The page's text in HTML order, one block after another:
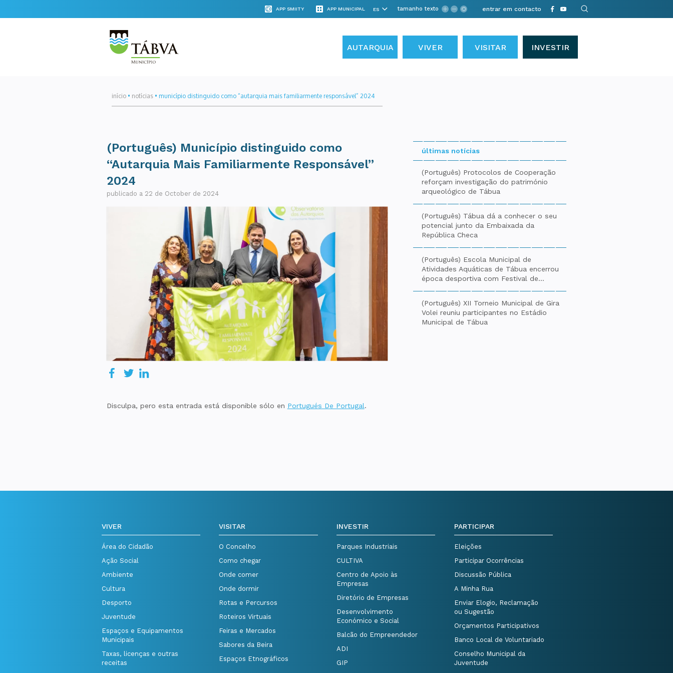
APP SMIITY APP MUNICIPAL tamanho texto entrar em contacto
AUTARQUIA VIVER VISITAR INVESTIR
início• notícias• município distinguido como “autarquia mais familiarmente responsável” 2024
(Português) Município distinguido como
“Autarquia Mais Familiarmente Responsável”
2024
publicado a 22 de October de 2024
Disculpa, pero esta entrada está disponible sólo en Portugués De Portugal.
últimas notícias
(Português) Protocolos de Cooperação
reforçam investigação do património
arqueológico de Tábua
(Português) Tábua dá a conhecer o seu
potencial junto da Embaixada da
República Checa
(Português) Escola Municipal de
Atividades Aquáticas de Tábua encerrou
época desportiva com Festival de...
(Português) XII Torneio Municipal de Gira
Volei reuniu participantes no Estádio
Municipal de Tábua
VIVER
Área do Cidadão
Ação Social
Ambiente
Cultura
Desporto
Juventude
Espaços e Equipamentos
Municipais
Taxas, licenças e outras
receitas
VISITAR
O Concelho
Como chegar
Onde comer
Onde dormir
Rotas e Percursos
Roteiros Virtuais
Feiras e Mercados
Sabores da Beira
Espaços Etnográficos
INVESTIR
Parques Industriais
CULTIVA
Centro de Apoio às
Empresas
Diretório de Empresas
Desenvolvimento
Económico e Social
Balcão do Empreendedor
ADI
GIP
PARTICIPAR
Eleições
Participar Ocorrências
Discussão Pública
A Minha Rua
Enviar Elogio, Reclamação
ou Sugestão
Orçamentos Participativos
Banco Local de Voluntariado
Conselho Municipal da
Juventude